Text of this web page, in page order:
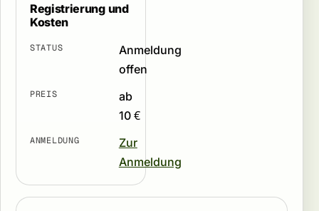
Registrierung und
Kosten
STATUS
Anmeldung
offen
PREIS
ab
10 €
ANMELDUNG
Zur
Anmeldung